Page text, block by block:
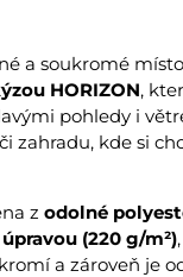
a soukromé
HORIZON,
pohledy i
zahradu, kde si
z odolné
(220 g/m²)
a zároveň je